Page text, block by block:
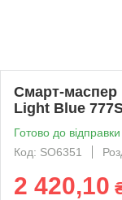
Смарт-маспер
Light Blue
Готово до відправки
Код: SO6351
2 420,10